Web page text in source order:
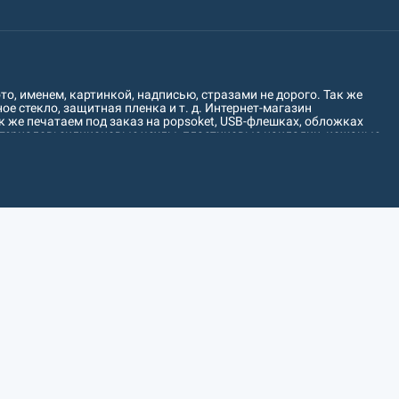
именем, картинкой, надписью, стразами не дорого. Так же
стекло, защитная пленка и т. д. Интернет-магазин
печатаем под заказ на popsoket, USB-флешках, обложках
силиконовые чехлы, пластиковые накладки, кожаные
Хмельницкий, Черкассы, Чернигов, Черновцы, Кировоград,